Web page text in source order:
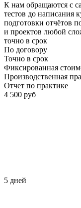
К нам обращаются с
тестов до написания
подготовки отчётов
и проектов любой
точно в срок
По договору
Точно в срок
Фиксированная
Производственная
Отчет по практике
4 500 руб
5 дней